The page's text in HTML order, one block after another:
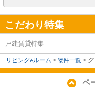
こだわり特集
戸建賃貸特集
リビング&ルーム > 物件一覧 > グ
ペ